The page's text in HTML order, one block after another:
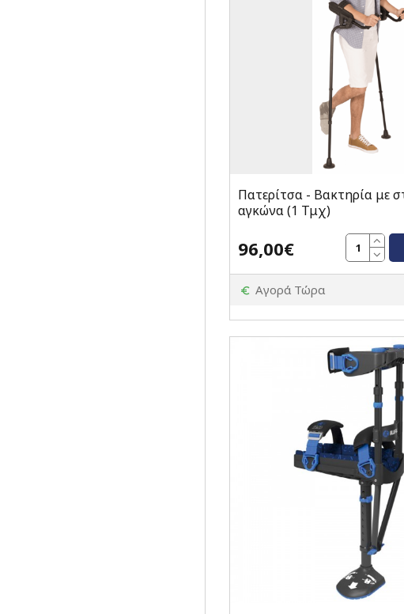
Πατερίτσα - Βακτηρία με
αγκώνα (1 Τμχ)
96,00€
Αγορά Τώρα